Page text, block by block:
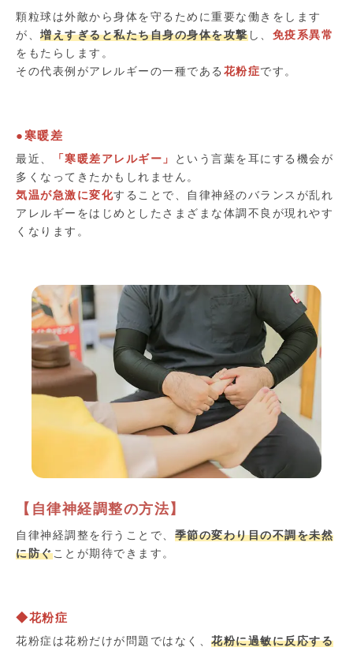
顆粒球は外敵から身体を守るために重要な働きをします
が、 増えすぎると私たち自身の身体を攻撃し、 免疫系異常
をもたらします。
その代表例がアレルギーの一種である 花粉症です。
●寒暖差
最近、 「寒暖差アレルギー」
という言葉を耳にする機会が
多くなってきたかもしれません。
気温が急激に変化することで、自律神経のバランスが乱れ
アレルギーをはじめとしたさまざまな体調不良が現れやす
くなります。
【自律神経調整の方法】
自律神経調整を行うことで、 季節の変わり目の不調を未然
に防ぐことが期待できます。
◆花粉症
花粉症は花粉だけが問題ではなく、 花粉に過敏に反応する